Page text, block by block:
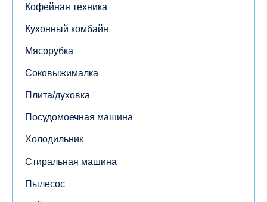
Кофейная техника
Кухонный комбайн
Мясорубка
Соковыжималка
Плита/духовка
Посудомоечная машина
Холодильник
Стиральная машина
Пылесос